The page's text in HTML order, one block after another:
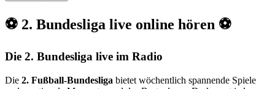
⚽ 2. Bundesliga live online hören ⚽
Die 2. Bundesliga live im Radio
Die 2. Fußball-Bundesliga bietet wöchentlich spannende Spiele